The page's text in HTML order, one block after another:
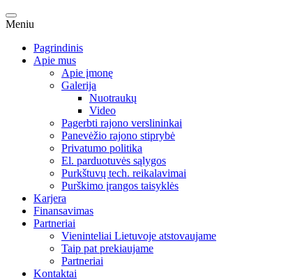
Meniu
Pagrindinis
Apie mus
Apie įmonę
Galerija
Nuotraukų
Video
Pagerbti rajono verslininkai
Panevėžio rajono stiprybė
Privatumo politika
El. parduotuvės sąlygos
Purkštuvų tech. reikalavimai
Purškimo įrangos taisyklės
Karjera
Finansavimas
Partneriai
Vieninteliai Lietuvoje atstovaujame
Taip pat prekiaujame
Partneriai
Kontaktai